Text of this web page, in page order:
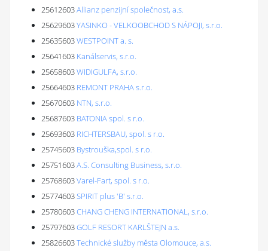
25612603Allianz penzijní společnost, a.s.
25629603YASINKO - VELKOOBCHOD S NÁPOJI, s.r.o.
25635603WESTPOINT a. s.
25641603 Kanálservis, s.r.o.
25658603WIDIGULFA, s.r.o.
25664603 REMONT PRAHA s.r.o.
25670603 NTN, s.r.o.
25687603 BATONIA spol. s r.o.
25693603 RICHTERSBAU, spol. s r.o.
25745603 Bystrouška,spol. s r.o.
25751603A.S. Consulting Business, s.r.o.
25768603Varel-Fart, spol. s r.o.
25774603SPIRIT plus 'B' s.r.o.
25780603CHANG CHENG INTERNATIONAL, s.r.o.
25797603GOLF RESORT KARLŠTEJN a.s.
25826603Technické služby města Olomouce, a.s.